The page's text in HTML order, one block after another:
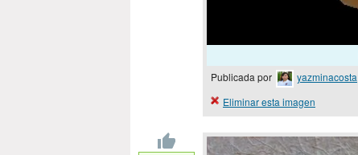
Publicada por yazminacosta
Eliminar esta imagen